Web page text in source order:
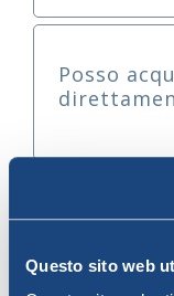
Questo sito web
Posso
Quali
traghetto